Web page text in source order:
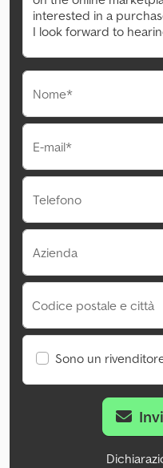
Nome*
E-mail*
Telefono
Azienda
Codice postale e città
Sono un